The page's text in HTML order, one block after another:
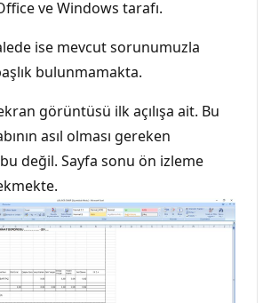
ve Windows tarafı.
ise mevcut sorunumuzla
bulunmamakta.
görüntüsü ilk açılışa ait. Bu
asıl olması gereken
değil. Sayfa sonu ön izleme